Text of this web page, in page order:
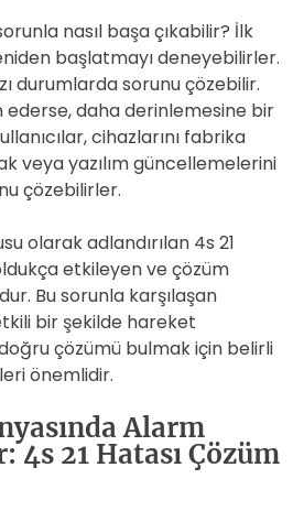
nasıl başa çıkabilir? İlk
başlatmayı deneyebilirler.
durumlarda sorunu çözebilir.
ederse, daha derinlemesine bir
cihazlarını fabrika
veya yazılım güncellemelerini
çözebilirler.
olarak adlandırılan 4s 21
etkileyen ve çözüm
Bu sorunla karşılaşan
bir şekilde hareket
çözümü bulmak için belirli
önemlidir.
Alarm
4s 21 Hatası Çözüm